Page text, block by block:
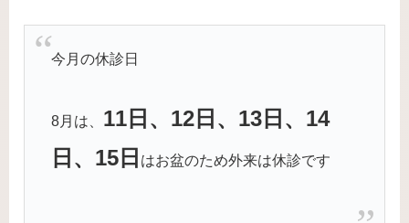
今月の休診日
8月は、 11日、12日、13日、14
日、15日 はお盆のため外来は休診です